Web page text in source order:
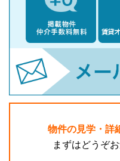
物件の見学・詳
まずはどうぞ